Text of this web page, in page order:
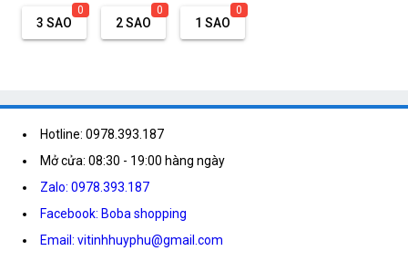
3 SAO
0
2 SAO
0
1 SAO
0
Hotline: 0978.393.187
Mở cửa: 08:30 - 19:00 hàng ngày
Zalo: 0978.393.187
Facebook: Boba shopping
Email: vitinhhuyphu@gmail.com